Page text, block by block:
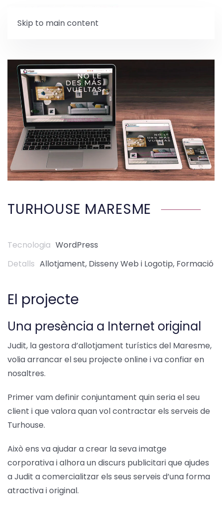
Skip to main content
TURHOUSE MARESME
Tecnologia WordPress
Detalls Allotjament, Disseny Web i Logotip, Formació
El projecte
Una presència a Internet original
Judit, la gestora d’allotjament turístics del Maresme,
volia arrancar el seu projecte online i va confiar en
nosaltres.
Primer vam definir conjuntament quin seria el seu
client i que valora quan vol contractar els serveis de
Turhouse.
Això ens va ajudar a crear la seva imatge
corporativa i alhora un discurs publicitari que ajudes
a Judit a comercialitzar els seus serveis d’una forma
atractiva i original.